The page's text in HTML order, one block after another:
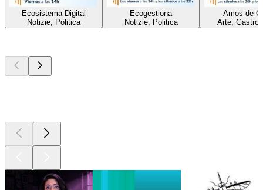
Ecosistema Digital
Notizie, Politica
Ecogestiona
Notizie, Politica
Amos de
Arte,